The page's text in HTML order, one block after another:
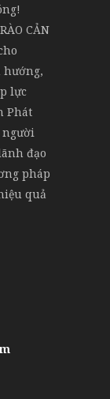
CẢN
hướng,
lực
Phát
người
đạo
pháp
quả